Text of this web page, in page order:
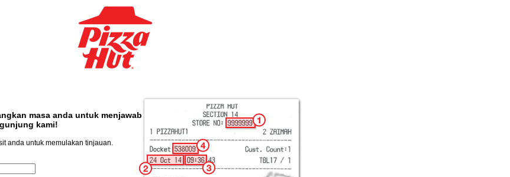
masa anda untuk menjawab
kami!
anda untuk memulakan tinjauan.